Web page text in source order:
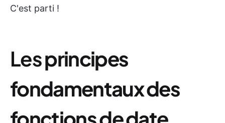
C'est parti !
Lesprincipes
fondamentaux des